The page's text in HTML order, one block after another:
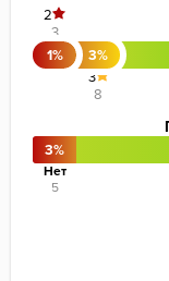
1%
2
3
3%
3
8
3%
Нет
5